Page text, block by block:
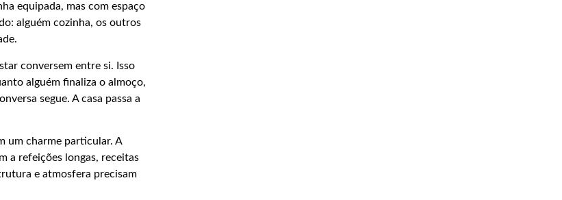
equipada, mas com espaço
alguém cozinha, os outros
conversem entre si. Isso
alguém finaliza o almoço,
segue. A casa passa a
um charme particular. A
a refeições longas, receitas
e atmosfera precisam